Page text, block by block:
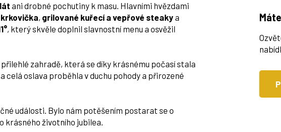
ani drobné pochutiny k masu. Hlavními hvězdami
, grilované kuřecí a vepřové steakya
, který skvěle doplnil slavnostní menu a osvěžil
zahradě, která se díky krásnému počasí stala
celá oslava proběhla v duchu pohody a přirozené
události. Bylo nám potěšením postarat se o
krásného životního jubilea.